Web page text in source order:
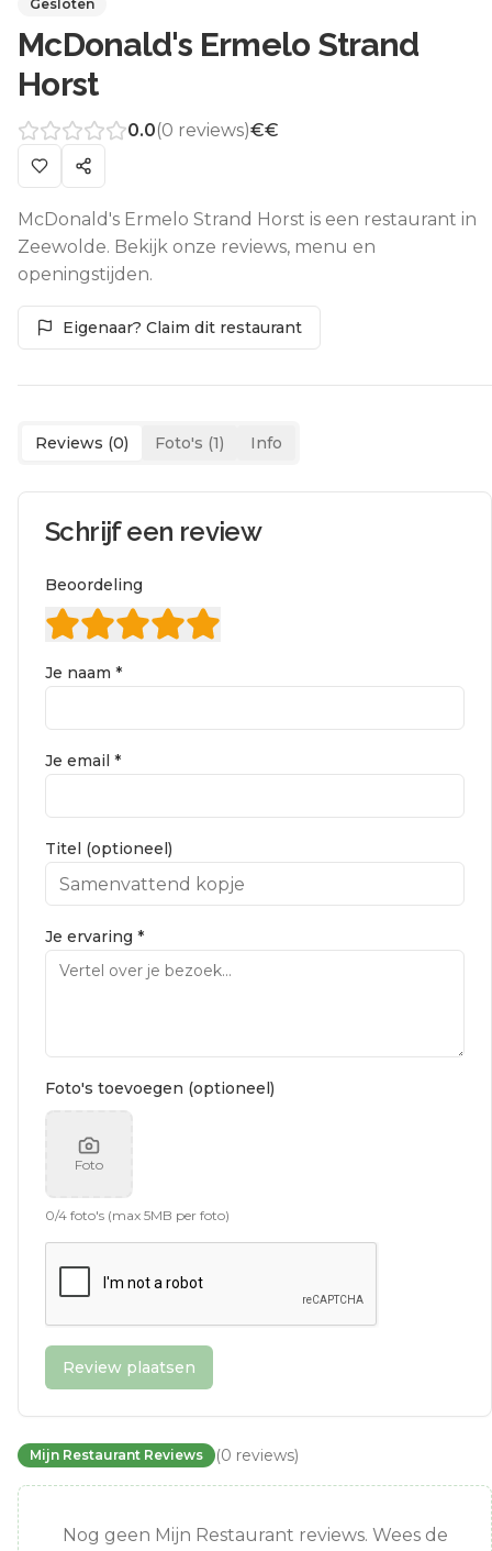
Gesloten
McDonald's Ermelo Strand
Horst
0.0(0 reviews)€€
McDonald's Ermelo Strand Horst is een restaurant in
Zeewolde. Bekijk onze reviews, menu en
openingstijden.
Eigenaar? Claim dit restaurant
Reviews (0) Foto's (1) Info
Schrijf een review
Beoordeling
Je naam *
Je email *
Titel (optioneel)
Je ervaring *
Foto's toevoegen (optioneel)
Foto
0/4 foto's (max 5MB per foto)
Review plaatsen
Mijn Restaurant Reviews (0 reviews)
Nog geen Mijn Restaurant reviews. Wees de